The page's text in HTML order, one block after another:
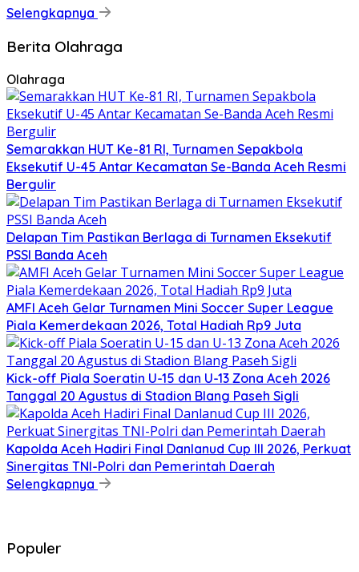
Selengkapnya
Berita Olahraga
Olahraga
Semarakkan HUT Ke-81 RI, Turnamen Sepakbola
Eksekutif U-45 Antar Kecamatan Se-Banda Aceh Resmi
Bergulir
Delapan Tim Pastikan Berlaga di Turnamen Eksekutif
PSSI Banda Aceh
AMFI Aceh Gelar Turnamen Mini Soccer Super League
Piala Kemerdekaan 2026, Total Hadiah Rp9 Juta
Kick-off Piala Soeratin U-15 dan U-13 Zona Aceh 2026
Tanggal 20 Agustus di Stadion Blang Paseh Sigli
Kapolda Aceh Hadiri Final Danlanud Cup III 2026, Perkuat
Sinergitas TNI-Polri dan Pemerintah Daerah
Selengkapnya
Populer